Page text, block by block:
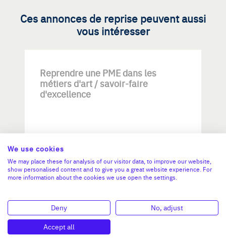
Ces annonces de reprise peuvent aussi
vous intéresser
Reprendre une PME dans les
métiers d'art / savoir-faire
d'excellence
Investissement max:
>2 M€ et <= 5 M€
N°47264
We use cookies
We may place these for analysis of our visitor data, to improve our website,
show personalised content and to give you a great website experience. For
more information about the cookies we use open the settings.
Deny
No, adjust
Accept all